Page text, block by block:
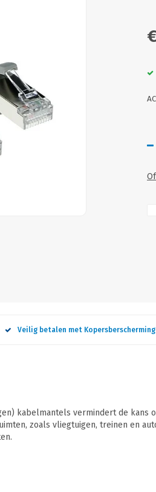
Veilig betalen met Kopersberscherming
kabelmantels vermindert de
zoals vliegtuigen, treinen en